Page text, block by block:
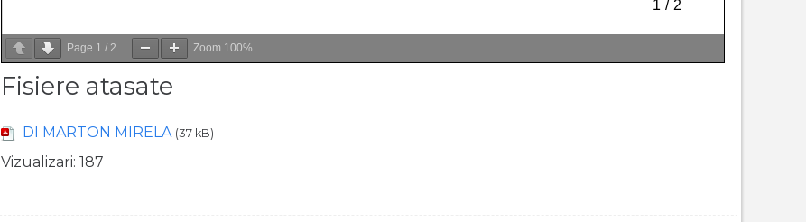
Page 1 / 2 Zoom 100%
Fisiere atasate
DI MARTON MIRELA (37 kB)
Vizualizari: 187